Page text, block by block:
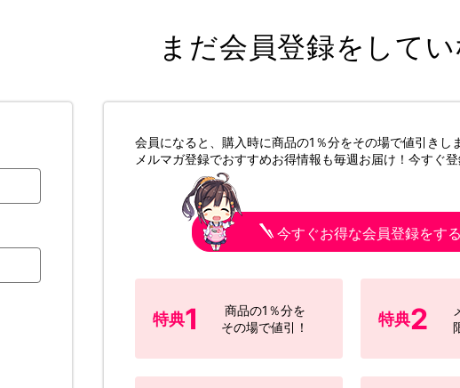
まだ会員登録をして
会員になると、購入時に商品の1％分をその場で値引きし
メルマガ登録でおすすめお得情報も毎週お届け！今すぐ登
今すぐお得な会員登録をする
特典1
商品の1％分を
その場で値引！
特典2